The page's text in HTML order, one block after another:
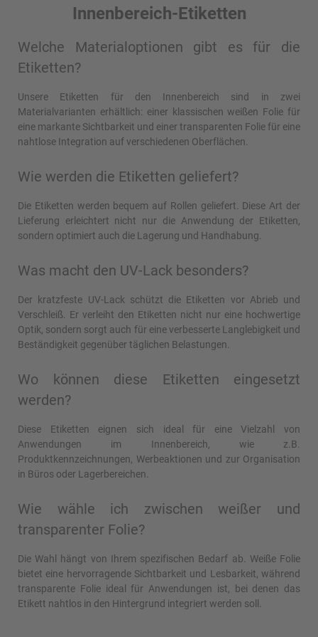
Innenbereich-Etiketten
Welche Materialoptionen gibt es für die
Etiketten?
Unsere Etiketten für den Innenbereich sind in zwei
Materialvarianten erhältlich: einer klassischen weißen Folie für
eine markante Sichtbarkeit und einer transparenten Folie für eine
nahtlose Integration auf verschiedenen Oberflächen.
Wie werden die Etiketten geliefert?
Die Etiketten werden bequem auf Rollen geliefert. Diese Art der
Lieferung erleichtert nicht nur die Anwendung der Etiketten,
sondern optimiert auch die Lagerung und Handhabung.
Was macht den UV-Lack besonders?
Der kratzfeste UV-Lack schützt die Etiketten vor Abrieb und
Verschleiß. Er verleiht den Etiketten nicht nur eine hochwertige
Optik, sondern sorgt auch für eine verbesserte Langlebigkeit und
Beständigkeit gegenüber täglichen Belastungen.
Wo können diese Etiketten eingesetzt
werden?
Diese Etiketten eignen sich ideal für eine Vielzahl von
Anwendungen im Innenbereich, wie z.B.
Produktkennzeichnungen, Werbeaktionen und zur Organisation
in Büros oder Lagerbereichen.
Wie wähle ich zwischen weißer und
transparenter Folie?
Die Wahl hängt von Ihrem spezifischen Bedarf ab. Weiße Folie
bietet eine hervorragende Sichtbarkeit und Lesbarkeit, während
transparente Folie ideal für Anwendungen ist, bei denen das
Etikett nahtlos in den Hintergrund integriert werden soll.